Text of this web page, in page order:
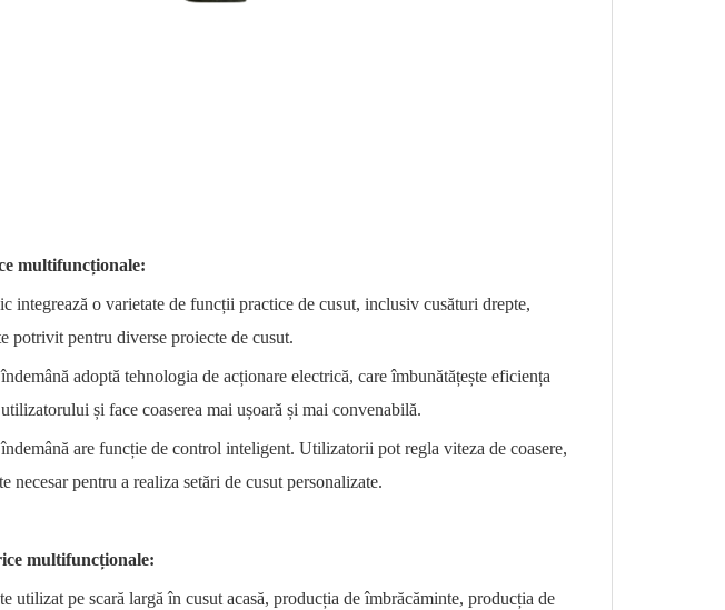
multifuncționale:
integrează o varietate de funcții practice de cusut, inclusiv cusături drepte,
potrivit pentru diverse proiecte de cusut.
adoptă tehnologia de acționare electrică, care îmbunătățește eficiența
și face coaserea mai ușoară și mai convenabilă.
are funcție de control inteligent. Utilizatorii pot regla viteza de coasere,
pentru a realiza setări de cusut personalizate.
multifuncționale:
utilizat pe scară largă în cusut acasă, producția de îmbrăcăminte, producția de